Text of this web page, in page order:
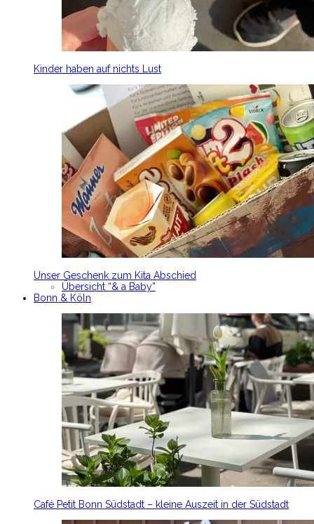
Kinder haben auf nichts Lust
Unser Geschenk zum Kita Abschied
Übersicht “& a Baby”
Bonn & Köln
Café Petit Bonn Südstadt – kleine Auszeit in der Südstadt